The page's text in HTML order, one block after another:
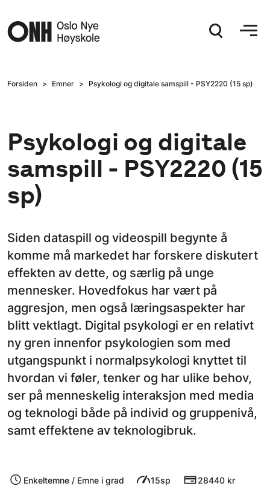
Forsiden Emner Psykologi og digitale samspill - PSY2220 (15 sp)
Psykologi og digitale
samspill - PSY2220 (15
sp)
Siden dataspill og videospill begynte å
komme må markedet har forskere diskutert
effekten av dette, og særlig på unge
mennesker. Hovedfokus har vært på
aggresjon, men også læringsaspekter har
blitt vektlagt. Digital psykologi er en relativt
ny gren innenfor psykologien som med
utgangspunkt i normalpsykologi knyttet til
hvordan vi føler, tenker og har ulike behov,
ser på menneskelig interaksjon med media
og teknologi både på individ og gruppenivå,
samt effektene av teknologibruk.
Enkeltemne / Emne i grad 15sp 28440 kr